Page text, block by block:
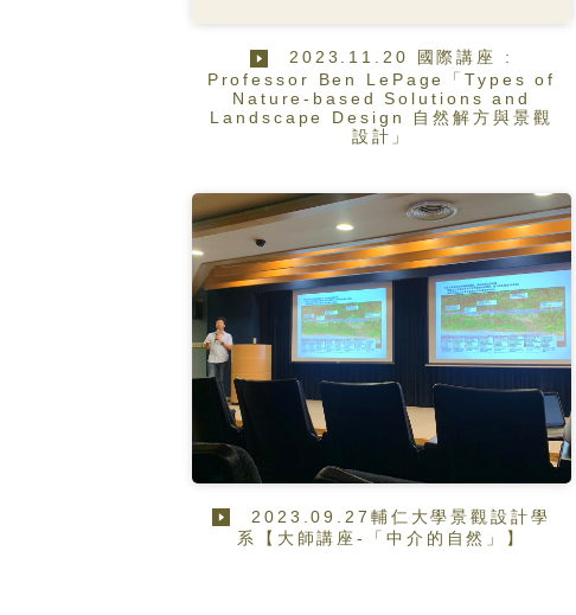
2023.11.20 國際講座 :
Professor Ben LePage「Types of
Nature-based Solutions and
Landscape Design 自然解方與景觀
設計」
2023.09.27輔仁大學景觀設計學
系【大師講座-「中介的自然」】